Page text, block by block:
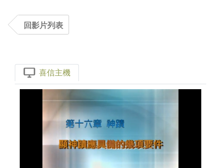
回影片列表
喜信主機